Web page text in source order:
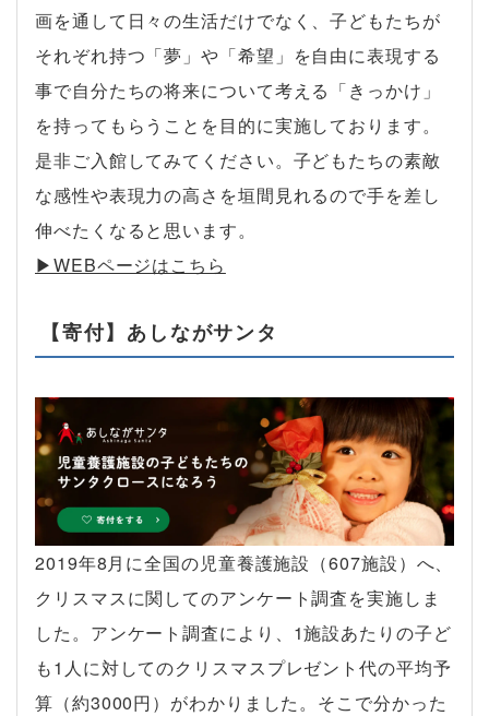
画を通して日々の生活だけでなく、子どもたちが
それぞれ持つ「夢」や「希望」を自由に表現する
事で自分たちの将来について考える「きっかけ」
を持ってもらうことを目的に実施しております。
是非ご入館してみてください。子どもたちの素敵
な感性や表現力の高さを垣間見れるので手を差し
伸べたくなると思います。
▶︎WEBページはこちら
【寄付】あしながサンタ
2019年8月に全国の児童養護施設（607施設）へ、
クリスマスに関してのアンケート調査を実施しま
した。アンケート調査により、1施設あたりの子ど
も1人に対してのクリスマスプレゼント代の平均予
算（約3000円）がわかりました。そこで分かった